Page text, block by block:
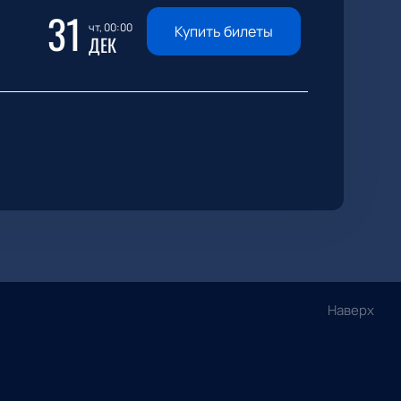
31 чт, 00:00
ДЕК Купить билеты
Наверх